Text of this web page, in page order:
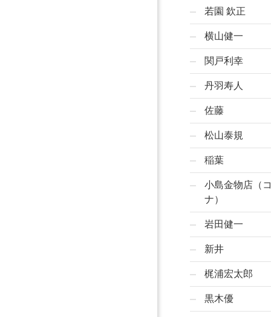
若園 欽正
横山健一
関戸利幸
丹羽寿人
佐藤
松山泰規
稲葉
小島金物店（
ナ）
岩田健一
新井
梶浦宏太郎
黒木優